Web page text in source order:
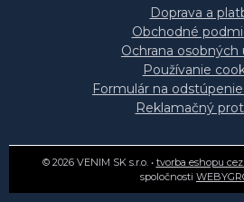
Doprava a
Obchodné
Ochrana osobných
Používanie
Formulár na
Reklamačný
© 2026 VENIM SK s.r.o. • tvorba eshopu
spoločnosti